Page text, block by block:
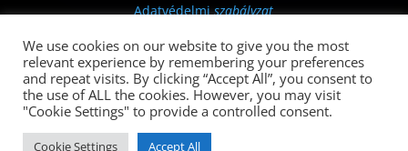
Adatvédelmi szabályzat
Created byMoonSite LTD/ All rights reserved ©
AWOC ACCOUNTANT 2018
We use cookies on our website to give you the most
relevant experience by remembering your preferences
and repeat visits. By clicking “Accept All”, you consent to
the use of ALL the cookies. However, you may visit
"Cookie Settings" to provide a controlled consent.
Cookie Settings Accept All